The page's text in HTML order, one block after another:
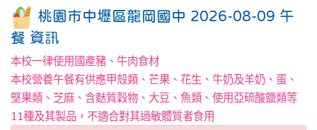
桃園市中壢區龍岡國中 2026-08-09 午
餐 資訊
本校一律使用國產豬、牛肉食材
本校營養午餐有供應甲殼類、芒果、花生、牛奶及羊奶、蛋、
堅果類、芝麻、含麩質穀物、大豆、魚類、使用亞硫酸鹽類等
11種及其製品，不適合對其過敏體質者食用